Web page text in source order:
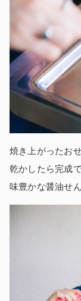
焼き上がったお
乾かしたら完成
味豊かな醤油せ